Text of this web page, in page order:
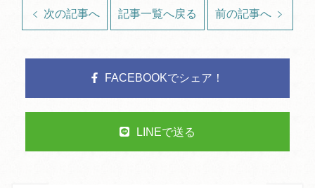
次の記事へ 記事一覧へ戻る 前の記事へ
FACEBOOKでシェア！
LINEで送る